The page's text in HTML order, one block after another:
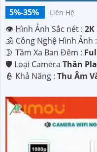
5%-35%
Liên Hệ
👁 Hình Ảnh Sắc nét : 2K
🕉️ Công Nghệ Hình Ảnh :
🌛 Tầm Xa Ban Đêm :
🛡 Loại Camera Thân
️👮 Khả Năng : Thu Âm